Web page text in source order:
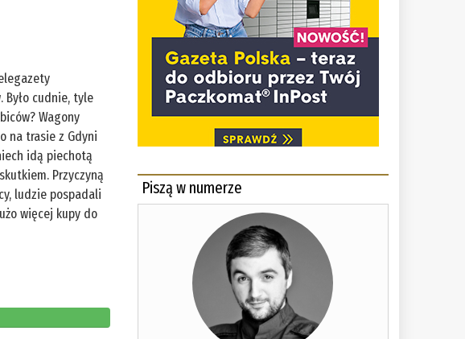
cudnie, tyle
Wagony
na trasie z Gdyni
idą piechotą
Przyczyną
ludzie pospadali
więcej kupy do
Piszą w numerze